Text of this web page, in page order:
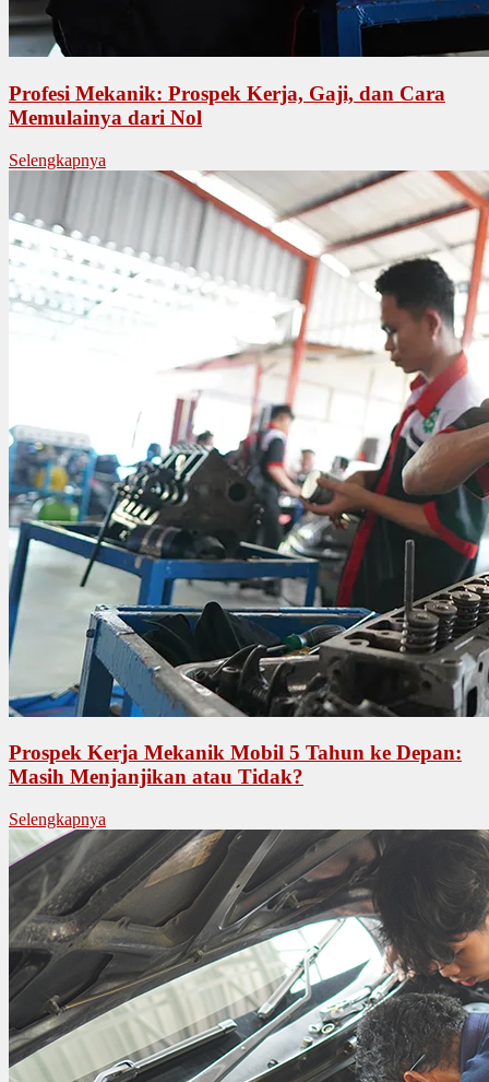
Profesi Mekanik: Prospek Kerja, Gaji, dan Cara
Memulainya dari Nol
Selengkapnya
Prospek Kerja Mekanik Mobil 5 Tahun ke Depan:
Masih Menjanjikan atau Tidak?
Selengkapnya